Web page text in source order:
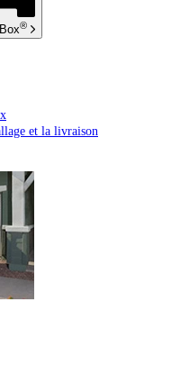
®
et la livraison